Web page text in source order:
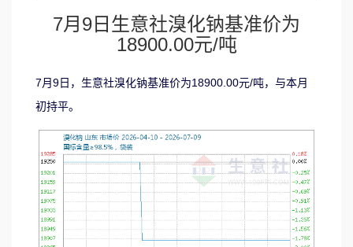
7月9日生意社溴化钠基准价为
18900.00元/吨
7月9日，生意社溴化钠基准价为18900.00元/吨，与本月
初持平。